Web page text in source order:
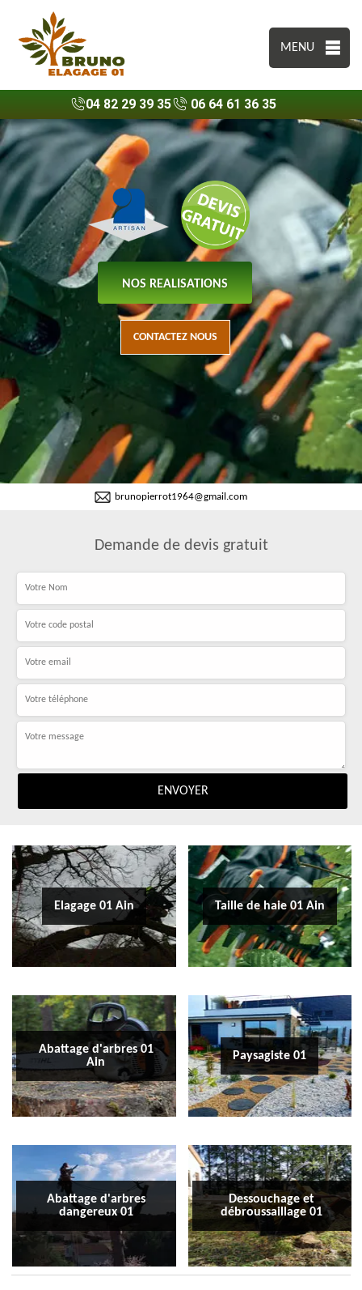
MENU
04 82 29 39 35 06 64 61 36 35
NOS REALISATIONS
CONTACTEZ NOUS
brunopierrot1964@gmail.com
Demande de devis gratuit
Elagage 01 Ain Taille de haie 01 Ain
Abattage d'arbres 01
Ain
Paysagiste 01
Abattage d'arbres
dangereux 01
Dessouchage et
débroussaillage 01